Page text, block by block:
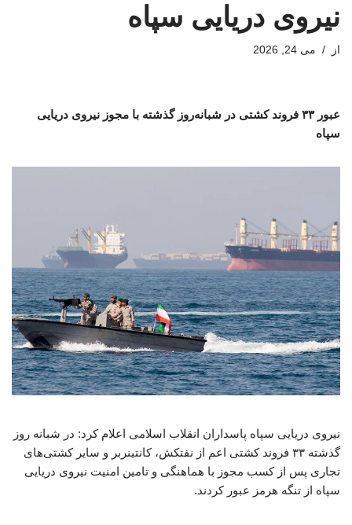
نیروی دریایی سپاه
از می 24, 2026
عبور ۳۳ فروند کشتی در شبانه‌روز گذشته با مجوز نیروی دریایی
سپاه
نیروی دریایی سپاه پاسداران انقلاب اسلامی اعلام کرد: در شبانه روز
گذشته ۳۳ فروند کشتی اعم از نفتکش، کانتینربر و سایر کشتی‌های
تجاری پس از کسب مجوز با هماهنگی و تامین امنیت نیروی دریایی
سپاه از تنگه هرمز عبور کردند.